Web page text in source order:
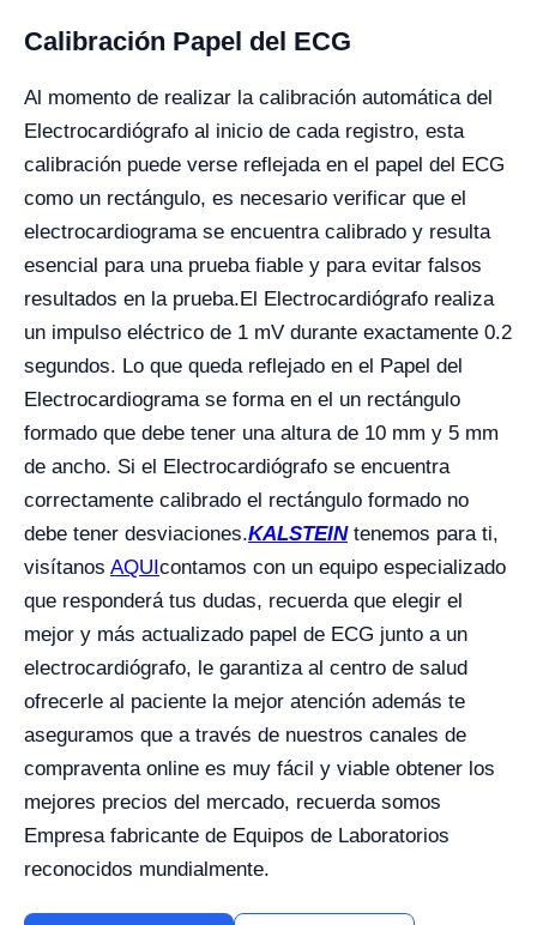
Calibración Papel del ECG
Al momento de realizar la calibración automática del
Electrocardiógrafo al inicio de cada registro, esta
calibración puede verse reflejada en el papel del ECG
como un rectángulo, es necesario verificar que el
electrocardiograma se encuentra calibrado y resulta
esencial para una prueba fiable y para evitar falsos
resultados en la prueba.El Electrocardiógrafo realiza
un impulso eléctrico de 1 mV durante exactamente 0.2
segundos. Lo que queda reflejado en el Papel del
Electrocardiograma se forma en el un rectángulo
formado que debe tener una altura de 10 mm y 5 mm
de ancho. Si el Electrocardiógrafo se encuentra
correctamente calibrado el rectángulo formado no
debe tener desviaciones.KALSTEINtenemos para ti,
visítanos AQUIcontamos con un equipo especializado
que responderá tus dudas, recuerda que elegir el
mejor y más actualizado papel de ECG junto a un
electrocardiógrafo, le garantiza al centro de salud
ofrecerle al paciente la mejor atención además te
aseguramos que a través de nuestros canales de
compraventa online es muy fácil y viable obtener los
mejores precios del mercado, recuerda somos
Empresa fabricante de Equipos de Laboratorios
reconocidos mundialmente.